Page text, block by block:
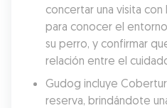
concertar una visita
para conocer el
su perro, y confirmar
relación entre el
Gudog incluye
reserva, brindándote